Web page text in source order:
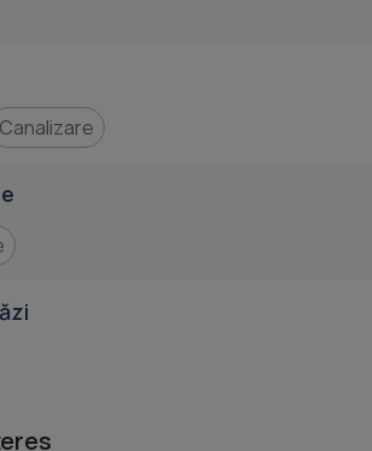
Canalizare